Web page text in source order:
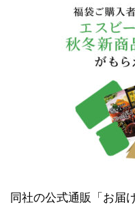
同社の公式通販「お届